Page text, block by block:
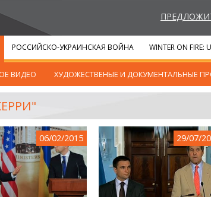
ВИДЕО ХУДОЖЕСТВЕНЫЕ И ДОКУМЕНТАЛЬНЫЕ
РОССИЙСКО-УКРАИНСКАЯ ВОЙНА WINTER ON FIRE:
06/02/2015 29/07/